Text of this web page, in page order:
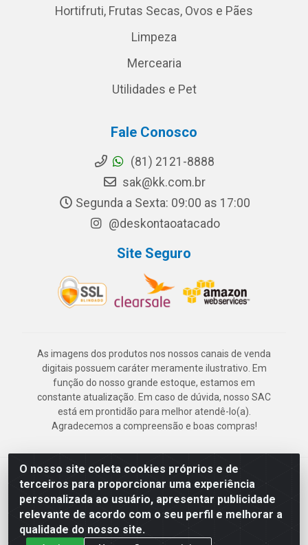
O nosso site coleta cookies próprios e de
terceiros para proporcionar uma experiência
personalizada ao usuário, apresentar publicidade
relevante de acordo com o seu perfil e melhorar a
qualidade do nosso site.
Hortifruti, Frutas Secas, Ovos e Pães
Limpeza
Mercearia
Utilidades e Pet
Fale Conosco
(81) 2121-8888
sak@kk.com.br
Segunda a Sexta: 09:00 as 17:00
@deskontaoatacado
Site Seguro
As imagens dos produtos nos nossos canais de venda
digitais possuem caráter meramente ilustrativo. Em
função do nosso grande estoque, estamos em
constante atualização. Em caso de dúvida, nosso SAC
está em prontidão para melhor atendê-lo(a).
Agradecemos a compreensão e boas compras!
Deskontão Atacado - Av. Marechal Mascarenhas de Morais, 2471 -
Imbiribeira - Recife/PE - CEP 51.150-001 - CNPJ 24.150.377/0003-
57